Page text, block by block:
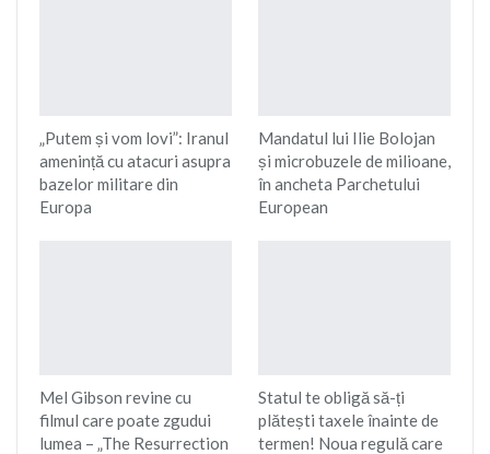
„Putem și vom lovi”: Iranul
amenință cu atacuri asupra
bazelor militare din
Europa
Mandatul lui Ilie Bolojan
și microbuzele de milioane,
în ancheta Parchetului
European
Mel Gibson revine cu
filmul care poate zgudui
lumea – „The Resurrection
Statul te obligă să-ți
plătești taxele înainte de
termen! Noua regulă care